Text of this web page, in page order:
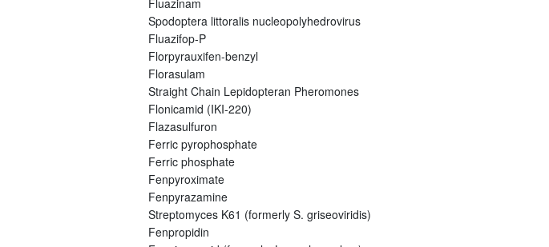
Spodoptera littoralis nucleopolyhedrovirus
Fluazifop-P
Florpyrauxifen-benzyl
Florasulam
Straight Chain Lepidopteran Pheromones
Flonicamid (IKI-220)
Flazasulfuron
Ferric pyrophosphate
Ferric phosphate
Fenpyroximate
Fenpyrazamine
Streptomyces K61 (formerly S. griseoviridis)
Fenpropidin